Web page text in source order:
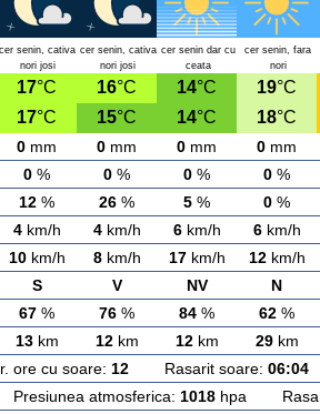
cer senin, cativa
nori josi
cer senin, cativa
nori josi
cer senin dar cu
ceata
cer senin, fara
nori
17°C 16°C 14°C 19°C
17°C 15°C 14°C 18°C
0 mm 0 mm 0 mm 0 mm
0 % 0 % 0 % 0 %
12 % 26 % 5 % 0 %
4km/h 4km/h 6km/h 6km/h
10km/h 8km/h 17km/h 12km/h
S V NV N
67 % 76 % 84 % 62 %
13km 12km 12km 29km
ore cu soare: 12Rasarit soare: 06:04
atmosferica: 1018 hpa